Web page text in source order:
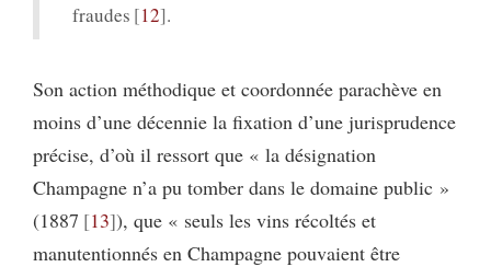
fraudes 12 .
Son action méthodique et coordonnée parachève en
moins d’une décennie la fixation d’une jurisprudence
précise, d’où il ressort que « la désignation
Champagne n’a pu tomber dans le domaine public »
(1887 13 ), que « seuls les vins récoltés et
manutentionnés en Champagne pouvaient être